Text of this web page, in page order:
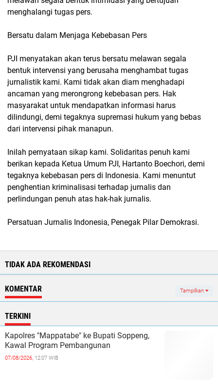
menghalangi tugas pers.
Bersatu dalam Menjaga Kebebasan Pers
PJI menyatakan akan terus bersatu melawan segala
bentuk intervensi yang berusaha menghambat tugas
jurnalistik kami. Kami tidak akan diam menghadapi
ancaman yang merongrong kebebasan pers. Hak
masyarakat untuk mendapatkan informasi harus
dilindungi, demi tegaknya supremasi hukum yang bebas
dari intervensi pihak manapun.
Inilah pernyataan sikap kami. Solidaritas penuh kami
berikan kepada Ketua Umum PJI, Hartanto Boechori, demi
tegaknya kebebasan pers di Indonesia. Kami menuntut
penghentian kriminalisasi terhadap jurnalis dan
perlindungan penuh atas hak-hak jurnalis.
Persatuan Jurnalis Indonesia, Penegak Pilar Demokrasi.
TIDAK ADA REKOMENDASI
KOMENTAR Tampilkan
TERKINI
Kapolres "Mappatabe" ke Bupati Soppeng,
Kawal Program Pembangunan ‎ ‎
07/08/2026, 12:07 WIB